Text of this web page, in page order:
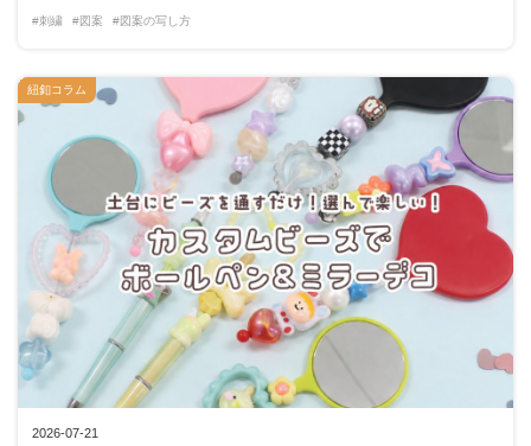
#刺繍 #図案 #図案の写し方
2026-07-21
紐釦コラム